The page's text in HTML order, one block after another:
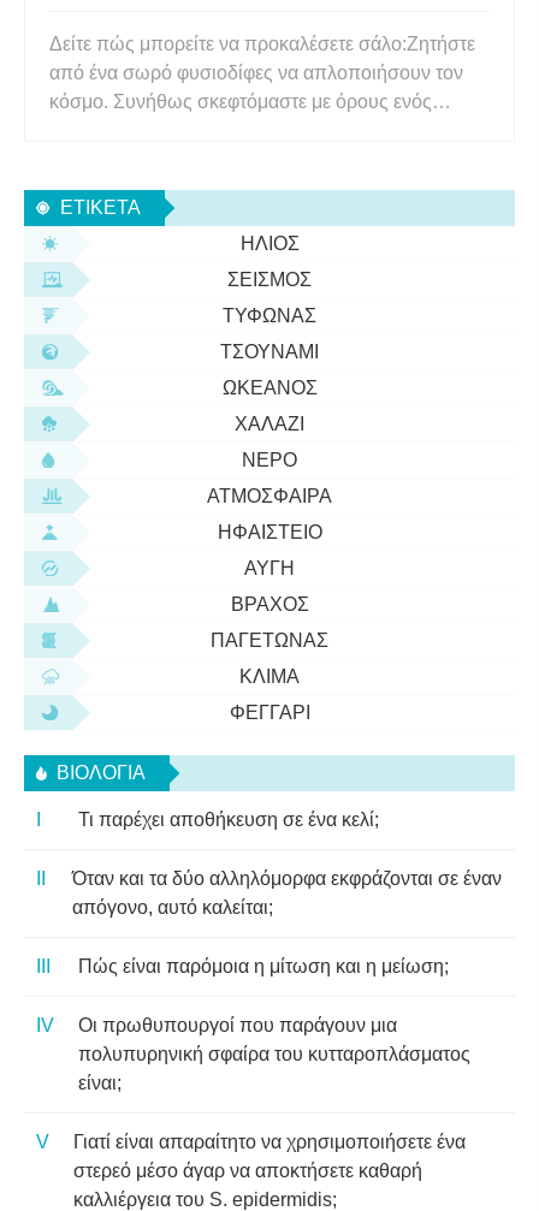
Δείτε πώς μπορείτε να προκαλέσετε σάλο:Ζητήστε
από ένα σωρό φυσιοδίφες να απλοποιήσουν τον
κόσμο. Συνήθως σκεφτόμαστε με όρους ενός
αυτό που ο Δαρβίνος ονόμασε «η μπερδεμένη
τράπεζα». Η μείωση της πολυπλοκότ
ΕΤΙΚΈΤΑ
ΉΛΙΟΣ
ΣΕΙΣΜΌΣ
ΤΥΦΏΝΑΣ
ΤΣΟΥΝΆΜΙ
ΩΚΕΑΝΌΣ
ΧΑΛΆΖΙ
ΝΕΡΌ
ΑΤΜΌΣΦΑΙΡΑ
ΗΦΑΊΣΤΕΙΟ
ΑΥΓΉ
ΒΡΆΧΟΣ
ΠΑΓΕΤΏΝΑΣ
ΚΛΊΜΑ
ΦΕΓΓΆΡΙ
ΒΙΟΛΟΓΊΑ
Τι παρέχει αποθήκευση σε ένα κελί;
Όταν και τα δύο αλληλόμορφα εκφράζονται σε έναν
απόγονο, αυτό καλείται;
Πώς είναι παρόμοια η μίτωση και η μείωση;
Οι πρωθυπουργοί που παράγουν μια
πολυπυρηνική σφαίρα του κυτταροπλάσματος
είναι;
Γιατί είναι απαραίτητο να χρησιμοποιήσετε ένα
στερεό μέσο άγαρ να αποκτήσετε καθαρή
καλλιέργεια του S. epidermidis;